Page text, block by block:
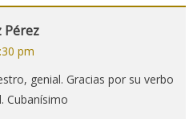
Pérez
pm
genial. Gracias por su verbo
Cubanísimo